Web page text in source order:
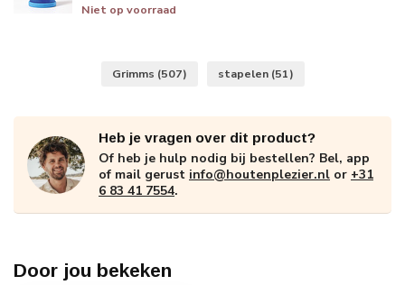
Niet op voorraad
Grimms (507) stapelen (51)
Heb je vragen over dit product?
Of heb je hulp nodig bij bestellen? Bel, app
of mail gerust info@houtenplezier.nl or +31
6 83 41 7554.
Door jou bekeken